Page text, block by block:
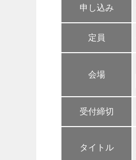
申し込み
定員
会場
受付締切
タイトル